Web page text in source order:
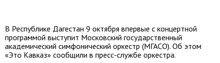
В Республике Дагестан 9 октября впервые с концертной
программой выступит Московский государственный
академический симфонический оркестр (МГАСО). Об этом
«Это Кавказ» сообщили в пресс-службе оркестра.